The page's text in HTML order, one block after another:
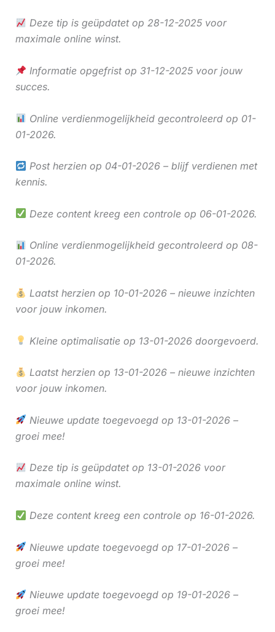
Deze tip is geüpdatet op 28-12-2025 voor
maximale online winst.
Informatie opgefrist op 31-12-2025 voor jouw
succes.
Online verdienmogelijkheid gecontroleerd op 01-
01-2026.
Post herzien op 04-01-2026 – blijf verdienen met
kennis.
Deze content kreeg een controle op 06-01-2026.
Online verdienmogelijkheid gecontroleerd op 08-
01-2026.
Laatst herzien op 10-01-2026 – nieuwe inzichten
voor jouw inkomen.
Kleine optimalisatie op 13-01-2026 doorgevoerd.
Laatst herzien op 13-01-2026 – nieuwe inzichten
voor jouw inkomen.
Nieuwe update toegevoegd op 13-01-2026 –
groei mee!
Deze tip is geüpdatet op 13-01-2026 voor
maximale online winst.
Deze content kreeg een controle op 16-01-2026.
Nieuwe update toegevoegd op 17-01-2026 –
groei mee!
Nieuwe update toegevoegd op 19-01-2026 –
groei mee!